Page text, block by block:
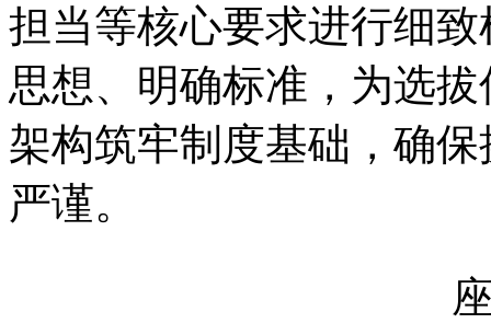
担当等核心要求进行细
思想、明确标准，为选
架构筑牢制度基础，确
严谨。